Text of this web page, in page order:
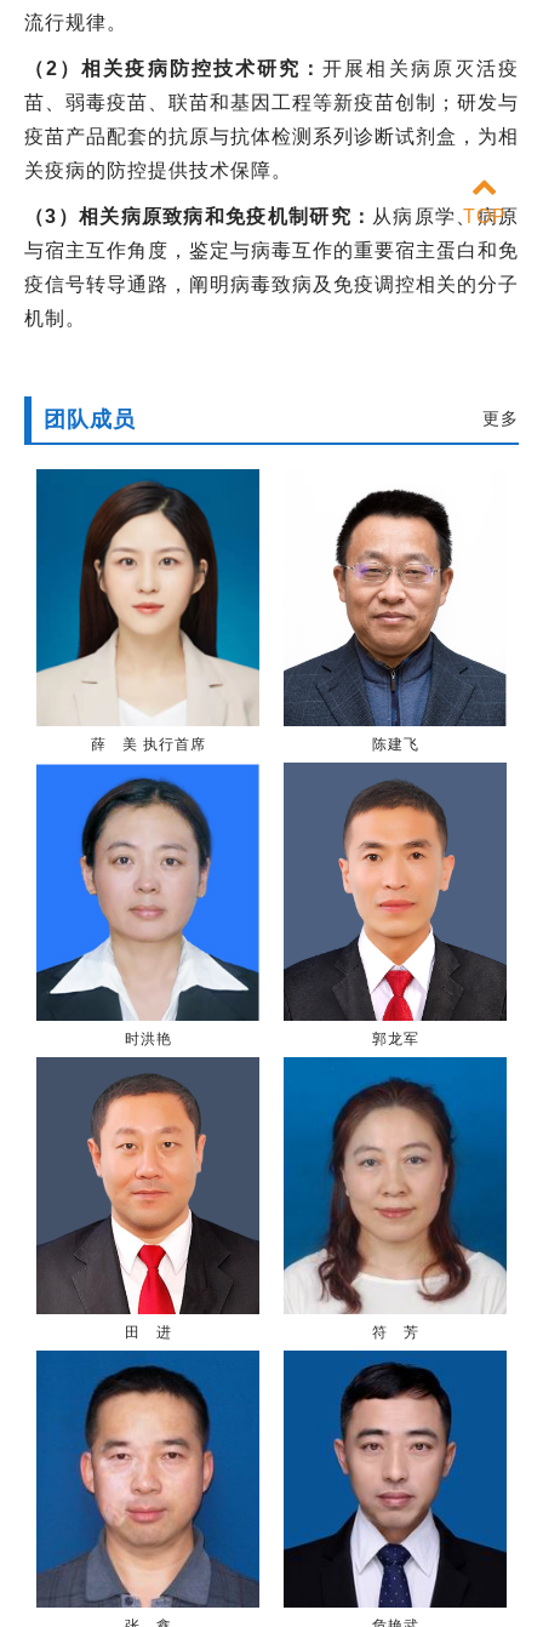
流行规律。
（2）相关疫病防控技术研究：开展相关病原灭活疫
苗、弱毒疫苗、联苗和基因工程等新疫苗创制；研发与
疫苗产品配套的抗原与抗体检测系列诊断试剂盒，为相
关疫病的防控提供技术保障。
（3）相关病原致病和免疫机制研究： 从病原学、病原
与宿主互作角度，鉴定与病毒互作的重要宿主蛋白和免
疫信号转导通路，阐明病毒致病及免疫调控相关的分子
机制。
更多
团队成员
薛 美 执行首席 陈建飞
时洪艳 郭龙军
田 进 符 芳
TOP